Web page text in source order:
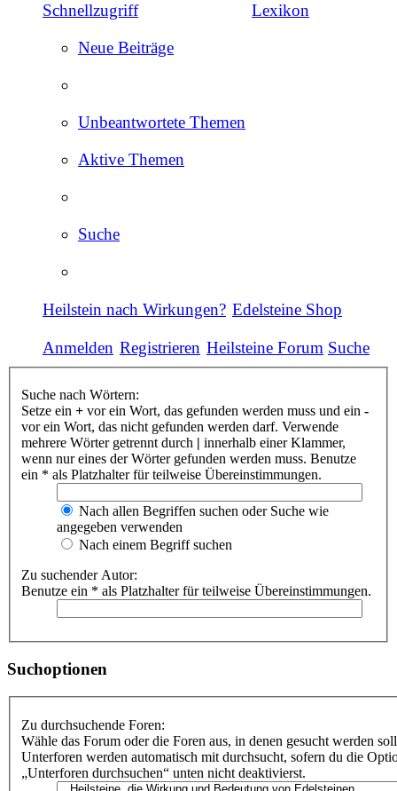
Schnellzugriff
Neue Beiträge
Unbeantwortete Themen
Aktive Themen
Suche
Lexikon
Heilstein nach Wirkungen? Edelsteine Shop
Anmelden Registrieren Heilsteine Forum Suche
Suche nach Wörtern:
Setze ein + vor ein Wort, das gefunden werden muss und ein -
vor ein Wort, das nicht gefunden werden darf. Verwende
mehrere Wörter getrennt durch
innerhalb einer Klammer,
wenn nur eines der Wörter gefunden werden muss. Benutze
ein * als Platzhalter für teilweise Übereinstimmungen.
Nach allen Begriffen suchen oder Suche wie
angegeben verwenden
Nach einem Begriff suchen
Zu suchender Autor:
Benutze ein * als Platzhalter für teilweise Übereinstimmungen.
Suchoptionen
Zu durchsuchende Foren:
Wähle das Forum oder die Foren aus, in denen gesucht werden
Unterforen werden automatisch mit durchsucht, sofern du die
„Unterforen durchsuchen“ unten nicht deaktivierst.